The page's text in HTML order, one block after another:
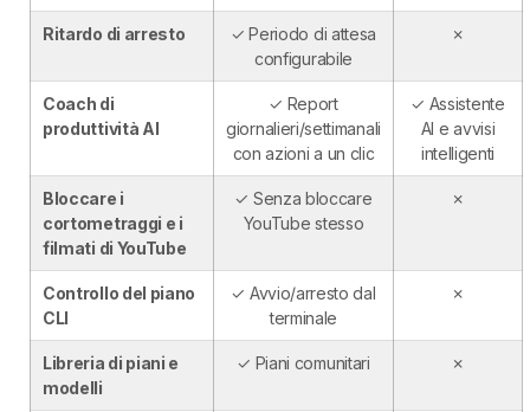
Ritardo di arresto
✓ Periodo di attesa
configurabile
✗
Coach di
produttività AI
✓ Report
giornalieri/settimanali
con azioni a un clic
✓ Assistente
AI e avvisi
intelligenti
Bloccare i
cortometraggi e i
filmati di YouTube
✓ Senza bloccare
YouTube stesso
✗
Controllo del piano
CLI
✓ Avvio/arresto dal
terminale
✗
Libreria di piani e
modelli
✓ Piani comunitari ✗